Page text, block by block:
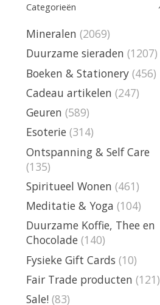
Categorieën
Mineralen (2069)
Duurzame sieraden (1207)
Boeken & Stationery (456)
Cadeau artikelen (247)
Geuren (589)
Esoterie (314)
Ontspanning & Self Care
(135)
Spiritueel Wonen (461)
Meditatie & Yoga (104)
Duurzame Koffie, Thee en
Chocolade (140)
Fysieke Gift Cards (10)
Fair Trade producten (121)
Sale! (83)